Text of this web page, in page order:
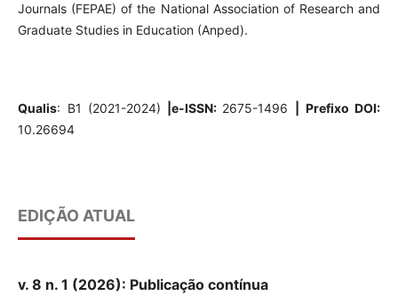
Journals (FEPAE) of the National Association of Research and
Graduate Studies in Education (Anped).
Qualis: B1 (2021-2024) e-ISSN: 2675-1496
| Prefixo DOI:
10.26694
EDIÇÃO ATUAL
v. 8 n. 1 (2026): Publicação contínua